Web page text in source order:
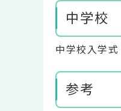
中学校
中学校入学式
参考